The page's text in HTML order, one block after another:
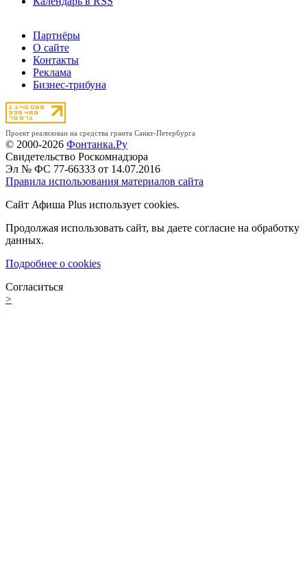
Партнёры
О сайте
Контакты
Реклама
Бизнес-трибуна
Проект реализован на средства гранта Санкт-Петербурга
© 2000-2026 Фонтанка.Ру
Свидетельство Роскомнадзора
Эл № ФС 77-66333 от 14.07.2016
Правила использования материалов сайта
Сайт Афиша Plus использует cookies.
Продолжая использовать сайт, вы даете согласие на обработку
данных.
Подробнее о cookies
Согласиться
>